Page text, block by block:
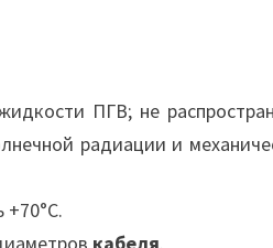
ПГВ; не
радиации и
кабеля